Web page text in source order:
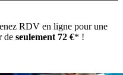
RDV en ligne pour une
de seulement 72 €* !